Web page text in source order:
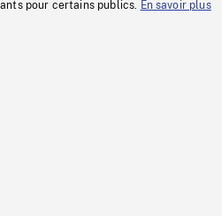
pour certains publics. En savoir plus